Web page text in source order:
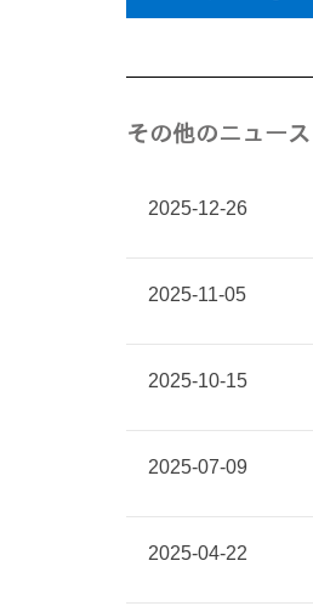
その他のニュース
2025-12-26
2025-11-05
2025-10-15
2025-07-09
2025-04-22